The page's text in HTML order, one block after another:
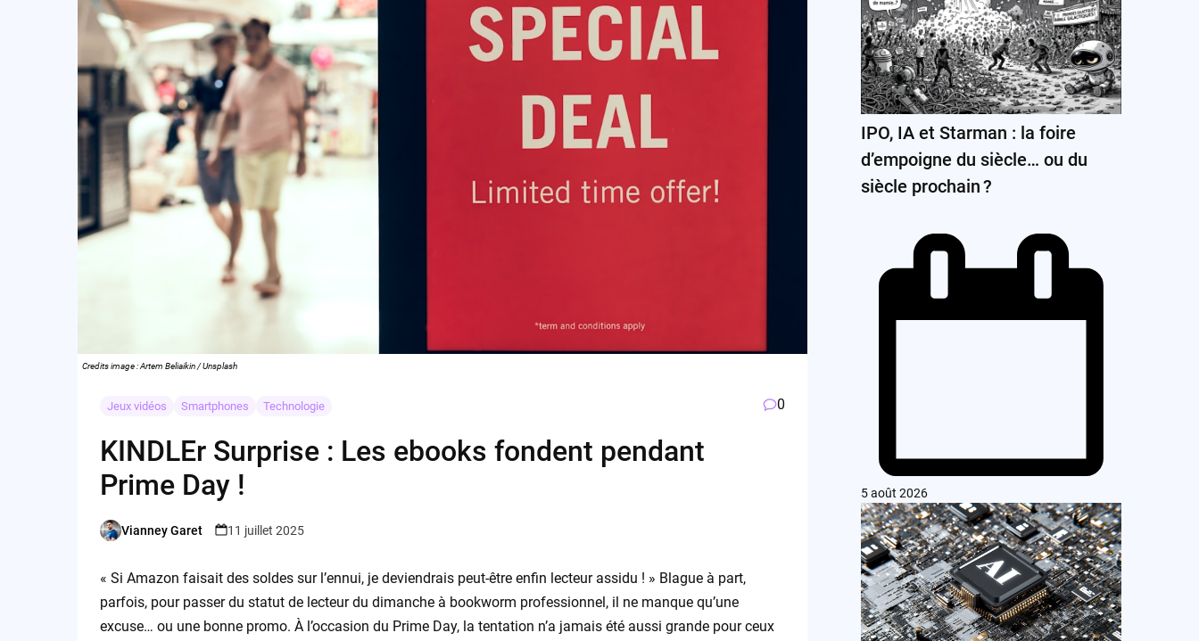
Credits image : Artem Beliaikin / Unsplash
Jeux vidéos Smartphones Technologie 0
KINDLEr Surprise : Les ebooks fondent pendant
Prime Day !
Posted
Vianney Garet 11 juillet 2025
« Si Amazon faisait des soldes sur l’ennui, je deviendrais peut-être enfin lecteur assidu ! » Blague à part,
parfois, pour passer du statut de lecteur du dimanche à bookworm professionnel, il ne manque qu’une
excuse… ou une bonne promo. À l’occasion du Prime Day, la tentation n’a jamais été aussi grande pour ceux
IPO, IA et Starman : la foire
d’empoigne du siècle… ou du
siècle prochain ?
5 août 2026